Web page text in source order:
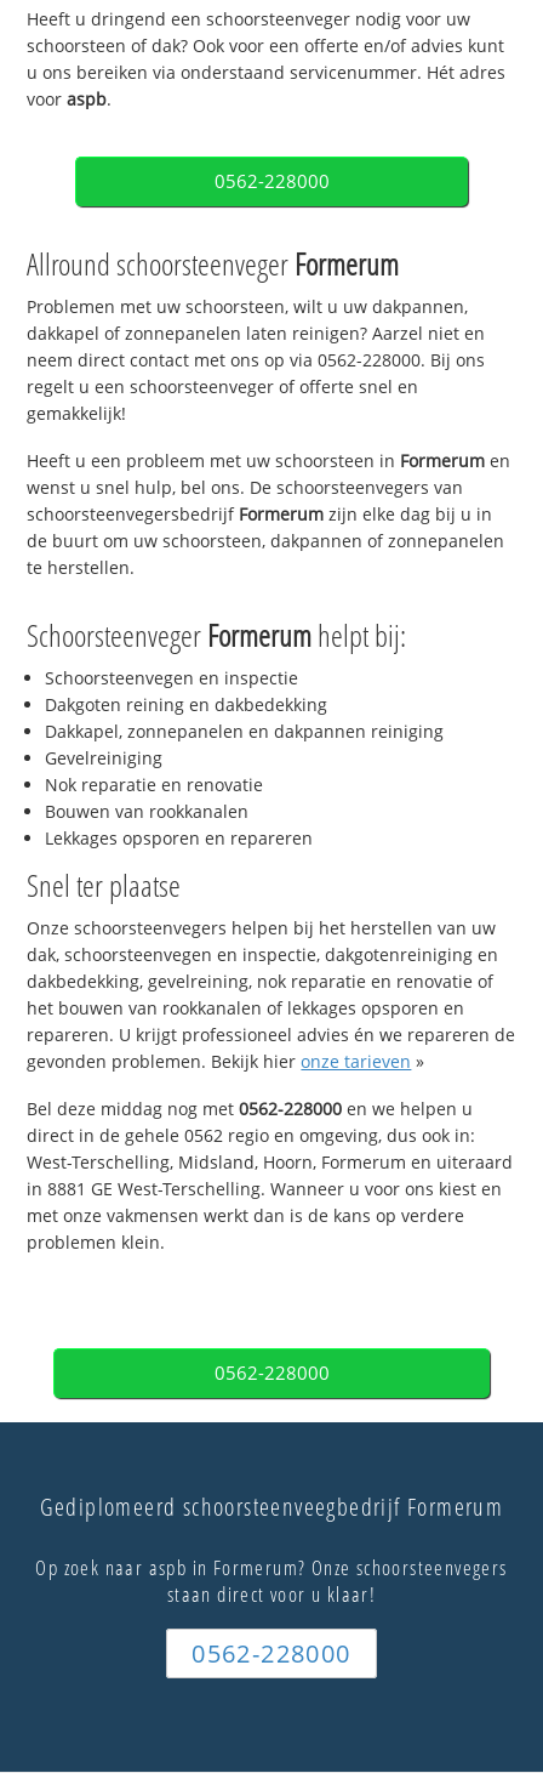
Heeft u dringend een schoorsteenveger nodig voor uw
schoorsteen of dak? Ook voor een offerte en/of advies kunt
u ons bereiken via onderstaand servicenummer. Hét adres
vooraspb.
0562-228000
Allround schoorsteenveger Formerum
Problemen met uw schoorsteen, wilt u uw dakpannen,
dakkapel of zonnepanelen laten reinigen? Aarzel niet en
neem direct contact met ons op via 0562-228000. Bij ons
regelt u een schoorsteenveger of offerte snel en
gemakkelijk!
Heeft u een probleem met uw schoorsteen in Formerum en
wenst u snel hulp, bel ons. De schoorsteenvegers van
schoorsteenvegersbedrijf Formerum zijn elke dag bij u in
de buurt om uw schoorsteen, dakpannen of zonnepanelen
te herstellen.
Schoorsteenveger Formerumhelpt bij:
Schoorsteenvegen en inspectie
Dakgoten reining en dakbedekking
Dakkapel, zonnepanelen en dakpannen reiniging
Gevelreiniging
Nok reparatie en renovatie
Bouwen van rookkanalen
Lekkages opsporen en repareren
Snel ter plaatse
Onze schoorsteenvegers helpen bij het herstellen van uw
dak, schoorsteenvegen en inspectie, dakgotenreiniging en
dakbedekking, gevelreining, nok reparatie en renovatie of
het bouwen van rookkanalen of lekkages opsporen en
repareren. U krijgt professioneel advies én we repareren de
gevonden problemen. Bekijk hieronze tarieven »
Bel deze middag nog met0562-228000 en we helpen u
direct in de gehele 0562 regio en omgeving, dus ook in:
West-Terschelling, Midsland, Hoorn, Formerum en uiteraard
in 8881 GE West-Terschelling. Wanneer u voor ons kiest en
met onze vakmensen werkt dan is de kans op verdere
problemen klein.
0562-228000
Gediplomeerd schoorsteenveegbedrijf Formerum
Op zoek naar aspb in Formerum? Onze schoorsteenvegers
staan direct voor u klaar!
0562-228000